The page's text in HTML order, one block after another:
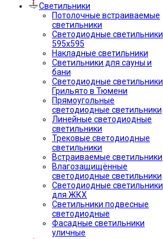
Светильники
Потолочные встраиваемые
светильники
Светодиодные светильники
595х595
Накладные светильники
Светильники для сауны и
бани
Светодиодные светильники
Грильято в Тюмени
Прямоугольные
светодиодные светильники
Линейные светодиодные
светильники
Трековые светодиодные
светильники
Встраиваемые светильники
Влагозащищённые
светодиодные светильники
Светодиодные светильники
для ЖКХ
Светильники подвесные
светодиодные
Фасадные светильники
уличные